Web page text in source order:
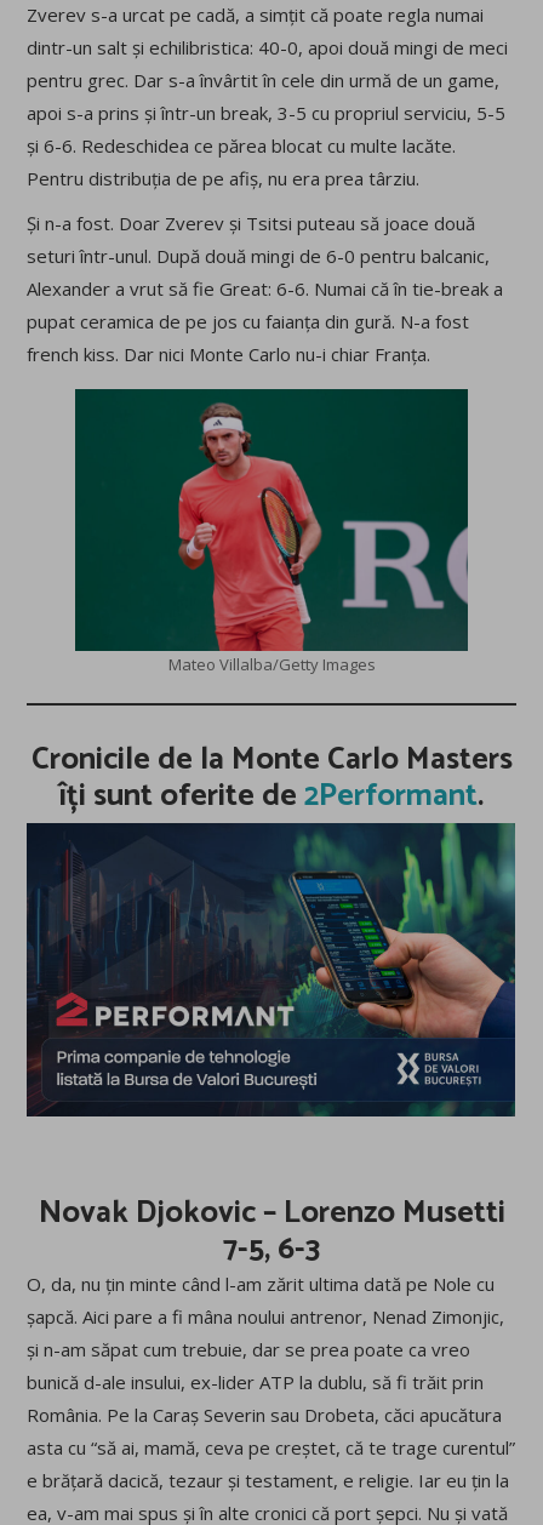
Zverev s-a urcat pe cadă, a simțit că poate regla numai
dintr-un salt și echilibristica: 40-0, apoi două mingi de meci
pentru grec. Dar s-a învârtit în cele din urmă de un game,
apoi s-a prins și într-un break, 3-5 cu propriul serviciu, 5-5
și 6-6. Redeschidea ce părea blocat cu multe lacăte.
Pentru distribuția de pe afiș, nu era prea târziu.
Și n-a fost. Doar Zverev și Tsitsi puteau să joace două
seturi într-unul. După două mingi de 6-0 pentru balcanic,
Alexander a vrut să fie Great: 6-6. Numai că în tie-break a
pupat ceramica de pe jos cu faianța din gură. N-a fost
french kiss. Dar nici Monte Carlo nu-i chiar Franța.
Mateo Villalba/Getty Images
Cronicile de la Monte Carlo Masters
îți sunt oferite de2Performant.
Novak Djokovic – Lorenzo Musetti
7-5, 6-3
O, da, nu țin minte când l-am zărit ultima dată pe Nole cu
șapcă. Aici pare a fi mâna noului antrenor, Nenad Zimonjic,
și n-am săpat cum trebuie, dar se prea poate ca vreo
bunică d-ale insului, ex-lider ATP la dublu, să fi trăit prin
România. Pe la Caraș Severin sau Drobeta, căci apucătura
asta cu “să ai, mamă, ceva pe creștet, că te trage curentul”
e brățară dacică, tezaur și testament, e religie. Iar eu țin la
ea, v-am mai spus și în alte cronici că port șepci. Nu și vată